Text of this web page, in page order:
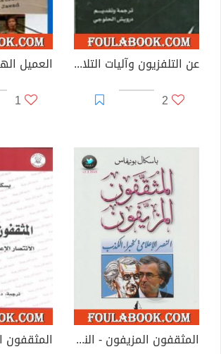
عن التلفزيون وآليات التلاعب بالعقول
2
1
المثقفون المزيفون - النصر الإعلامي لخبراء الكذب